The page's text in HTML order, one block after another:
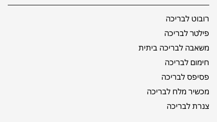
רובוט לבריכה
פילטר לבריכה
משאבה לבריכה ביתית
חימום לבריכה
פסיפס לבריכה
מכשיר מלח לבריכה
צנרת לבריכה